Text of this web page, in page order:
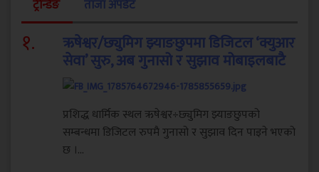
ट्रेन्डिङ ताजा अपडेट
१. ऋषेश्वर/छ्युमिग झ्याङछुपमा डिजिटल ‘क्युआर
सेवा’ सुरु, अब गुनासो र सुझाव मोबाइलबाटै
प्रशिद्ध धार्मिक स्थल ऋषेश्वर÷छ्युमिग झ्याङछुपको
सम्बन्धमा डिजिटल रुपमै गुनासो र सुझाव दिन पाइने भएको
छ ।...